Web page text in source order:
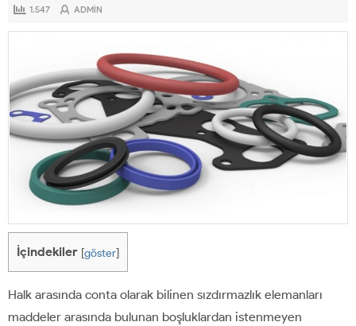
1.547
ADMIN
İçindekiler [göster]
Halk arasında conta olarak bilinen sızdırmazlık elemanları
maddeler arasında bulunan boşluklardan istenmeyen